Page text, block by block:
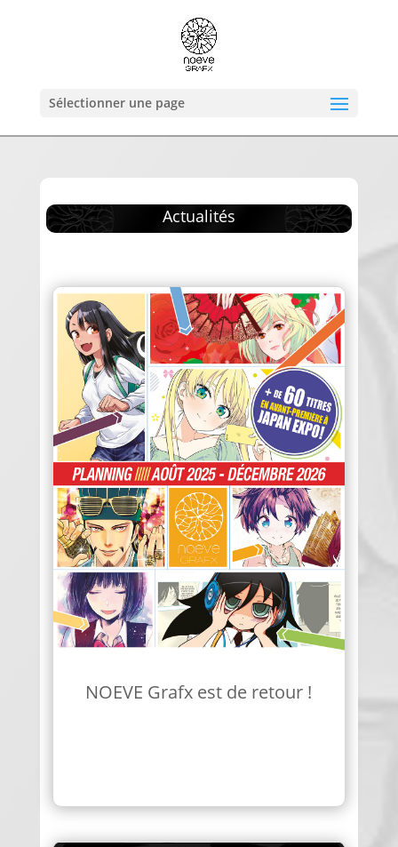
Sélectionner une page
Actualités
NOEVE Grafx est de retour !